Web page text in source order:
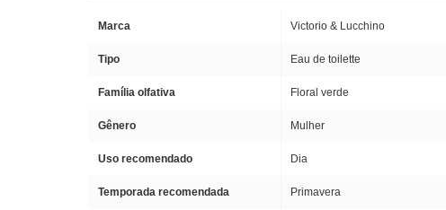
Marca Victorio & Lucchino
Tipo Eau de toilette
Família olfativa Floral verde
Gênero Mulher
Uso recomendado Dia
Temporada recomendada Primavera